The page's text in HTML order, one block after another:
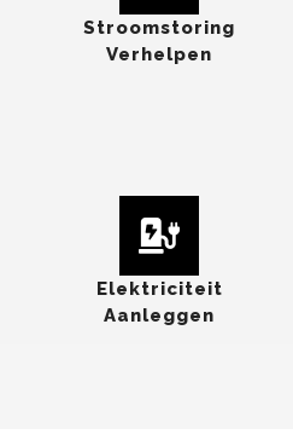
Stroomstoring
Verhelpen
Elektriciteit
Aanleggen